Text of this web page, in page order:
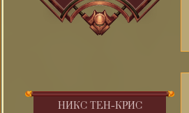
НИКС ТЕН-КРИС